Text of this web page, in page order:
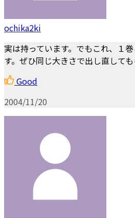
ochika2ki
実は持っています。でもこれ、１
す。ぜひ同じ大きさで出し直しても
Good
2004/11/20